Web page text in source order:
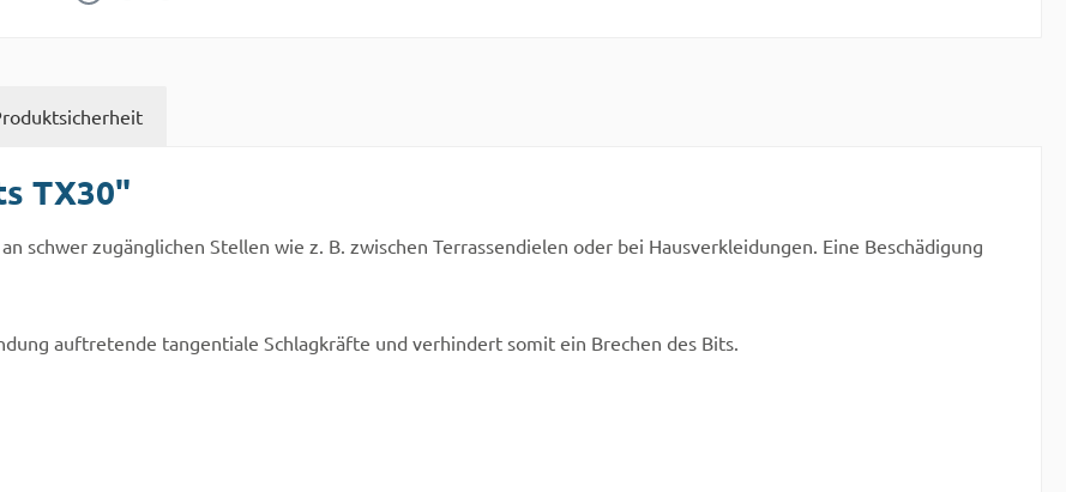
TX30"
schwer zugänglichen Stellen wie z. B. zwischen Terrassendielen oder bei Hausverkleidungen. Eine Beschädigung
auftretende tangentiale Schlagkräfte und verhindert somit ein Brechen des Bits.